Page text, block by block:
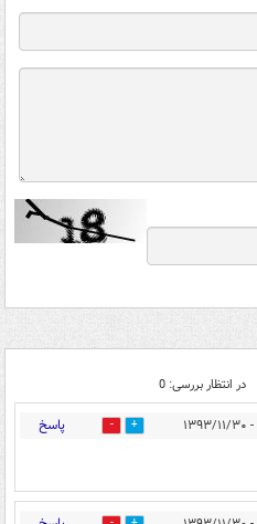
در انتظار بررسی: 0
0 پاسخ